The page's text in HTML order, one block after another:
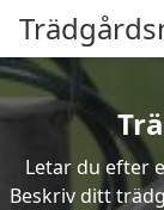
Letar du efter
Beskriv ditt